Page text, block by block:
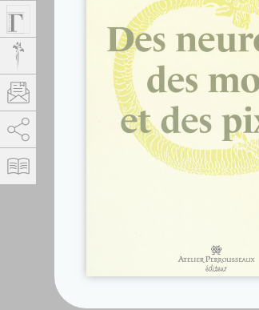
Autoriser